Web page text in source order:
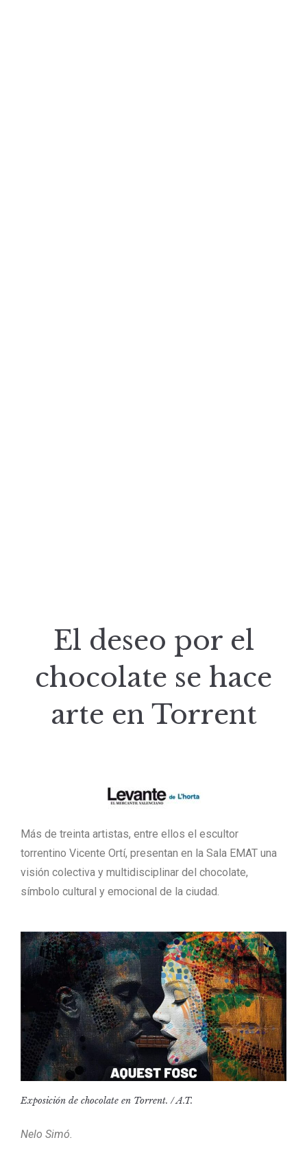
El deseo por el
chocolate se hace
arte en Torrent
Más de treinta artistas, entre ellos el escultor
torrentino Vicente Ortí, presentan en la Sala EMAT una
visión colectiva y multidisciplinar del chocolate,
símbolo cultural y emocional de la ciudad.
Exposición de chocolate en Torrent. / A.T.
Nelo Simó.